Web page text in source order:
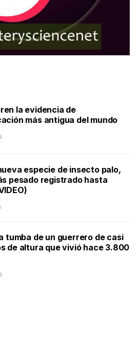
la evidencia de
más antigua del mundo
especie de insecto palo,
pesado registrado hasta
tumba de un guerrero de casi
de altura que vivió hace 3.800